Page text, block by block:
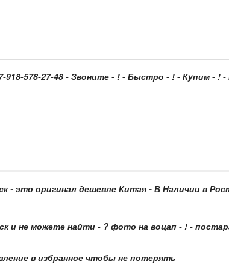
918-578-27-48 - Звоните - ! - Быстро - ! - Купим
- это оригинал дешевле Китая - В Наличии в
и не можете найти - ? фото на воцап - ! -
в избранное чтобы не потерять